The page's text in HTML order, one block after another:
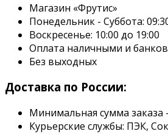
Магазин «Фрутис»
Понедельник - Суббота:
Воскресенье: 10:00 до 19:00
Оплата наличными и
Без выходных
Доставка по России:
Минимальная сумма заказа
Курьерские службы: ПЭК,